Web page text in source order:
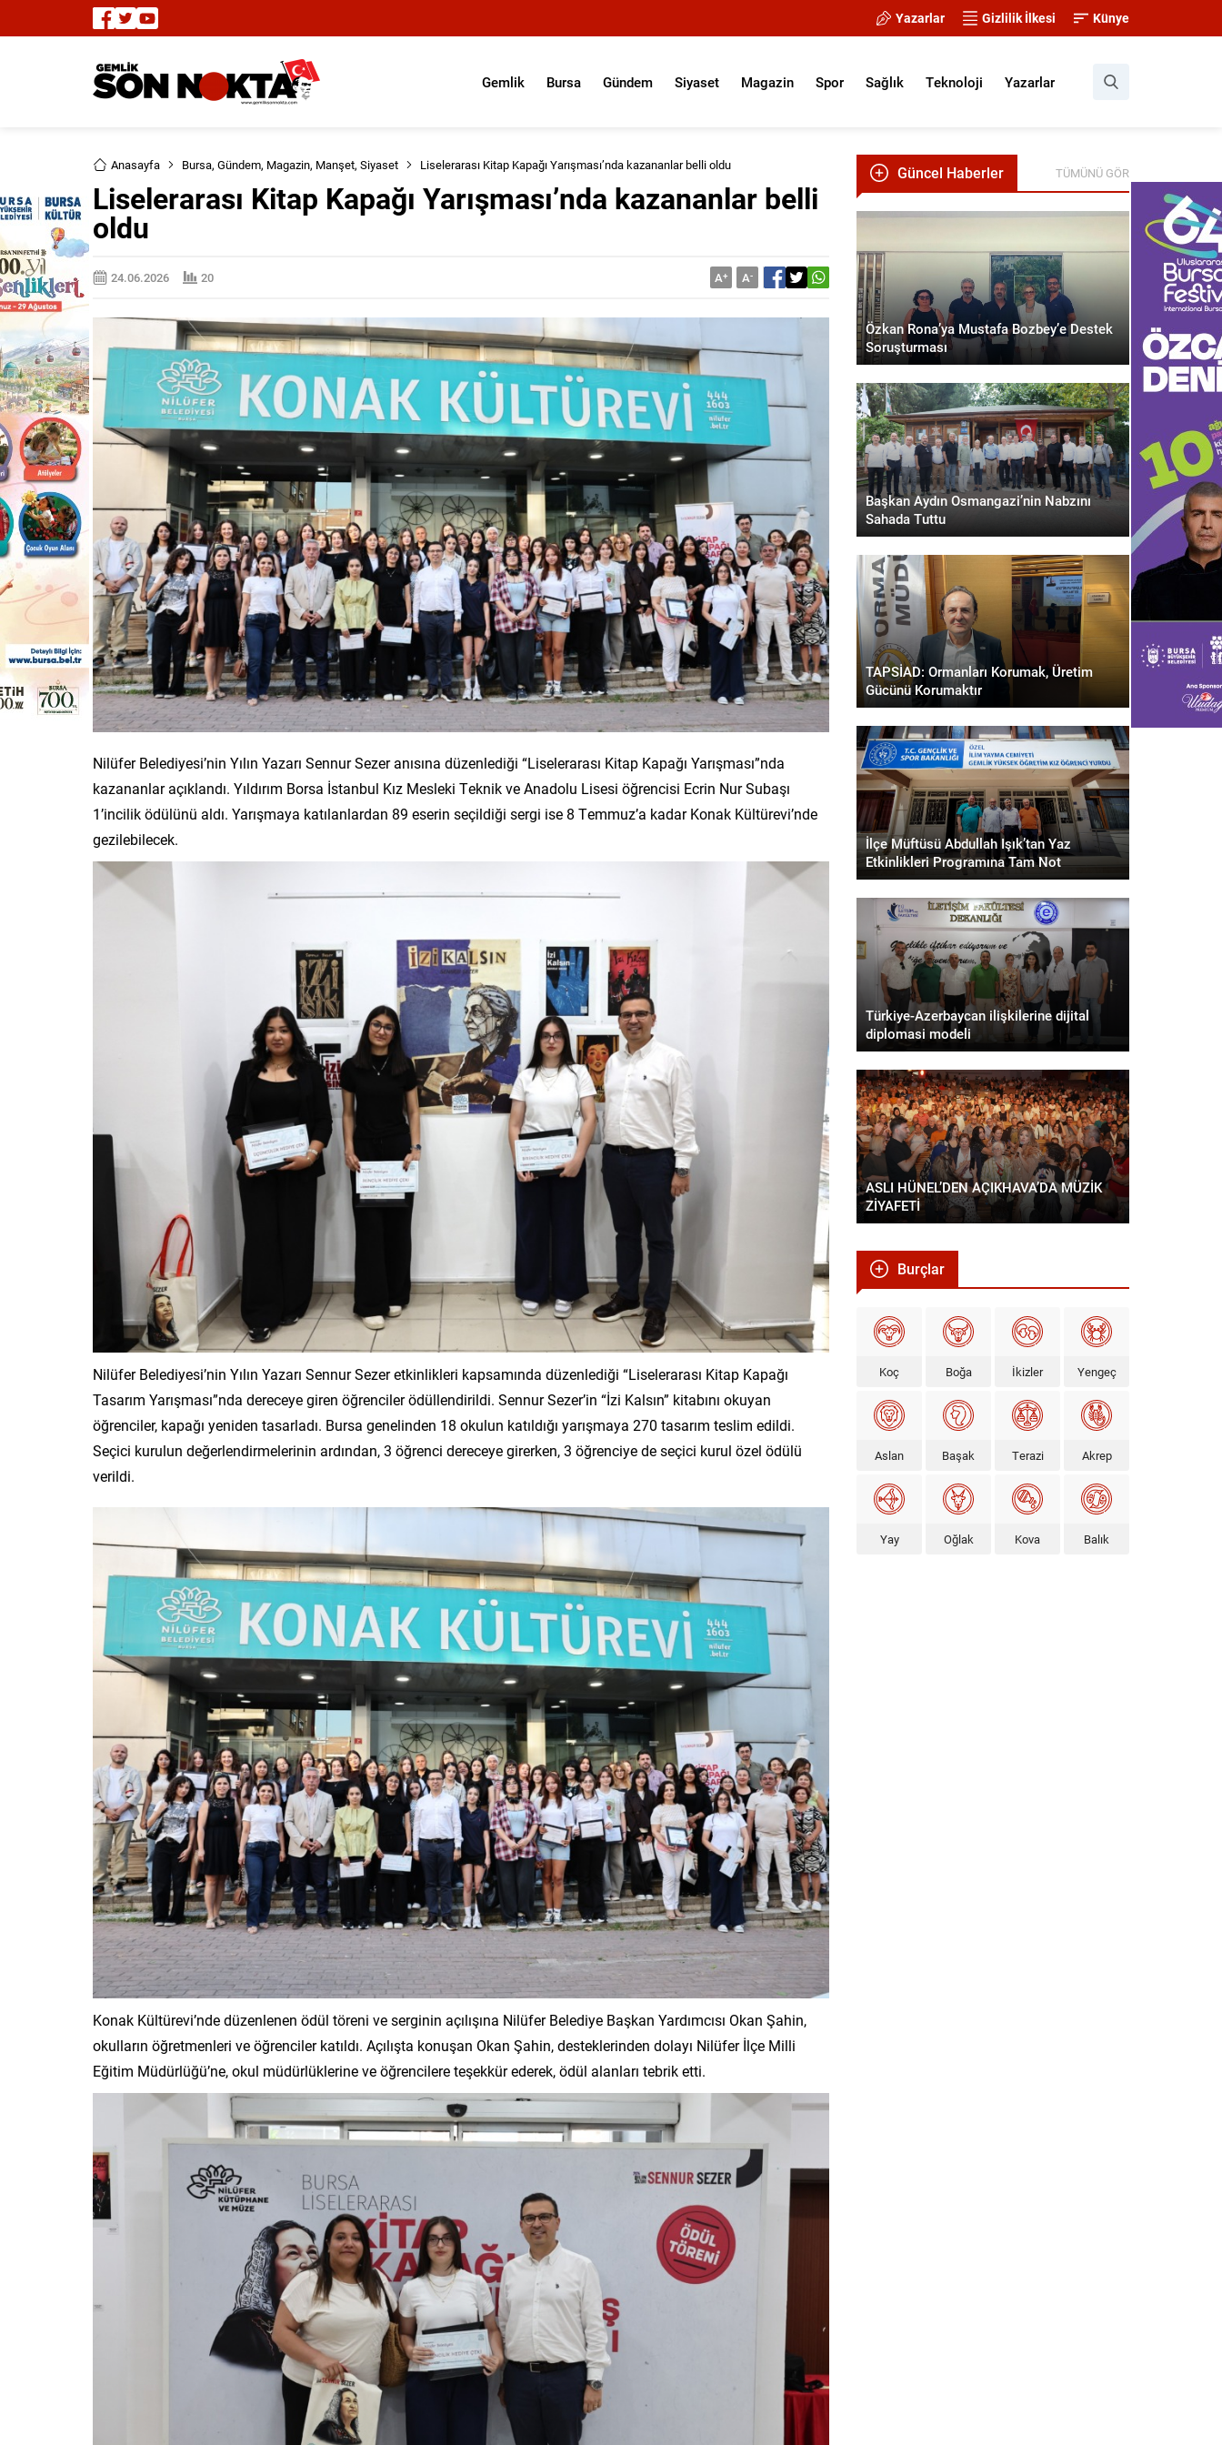
Yazarlar Gizlilik İlkesi Künye
Gemlik Bursa Gündem Siyaset Magazin Spor Sağlık Teknoloji Yazarlar
Anasayfa Bursa, Gündem, Magazin, Manşet, Siyaset Liselerarası Kitap Kapağı Yarışması’nda kazananlar belli oldu
Liselerarası Kitap Kapağı Yarışması’nda kazananlar belli
oldu
24.06.2026 20 A+ A-
Nilüfer Belediyesi’nin Yılın Yazarı Sennur Sezer anısına düzenlediği “Liselerarası Kitap Kapağı Yarışması”nda
kazananlar açıklandı. Yıldırım Borsa İstanbul Kız Mesleki Teknik ve Anadolu Lisesi öğrencisi Ecrin Nur Subaşı
1’incilik ödülünü aldı. Yarışmaya katılanlardan 89 eserin seçildiği sergi ise 8 Temmuz’a kadar Konak Kültürevi’nde
gezilebilecek.
Nilüfer Belediyesi’nin Yılın Yazarı Sennur Sezer etkinlikleri kapsamında düzenlediği “Liselerarası Kitap Kapağı
Tasarım Yarışması”nda dereceye giren öğrenciler ödüllendirildi. Sennur Sezer’in “İzi Kalsın” kitabını okuyan
öğrenciler, kapağı yeniden tasarladı. Bursa genelinden 18 okulun katıldığı yarışmaya 270 tasarım teslim edildi.
Seçici kurulun değerlendirmelerinin ardından, 3 öğrenci dereceye girerken, 3 öğrenciye de seçici kurul özel ödülü
verildi.
Konak Kültürevi’nde düzenlenen ödül töreni ve serginin açılışına Nilüfer Belediye Başkan Yardımcısı Okan Şahin,
okulların öğretmenleri ve öğrenciler katıldı. Açılışta konuşan Okan Şahin, desteklerinden dolayı Nilüfer İlçe Milli
Eğitim Müdürlüğü’ne, okul müdürlüklerine ve öğrencilere teşekkür ederek, ödül alanları tebrik etti.
Güncel Haberler TÜMÜNÜ GÖR
Özkan Rona’ya Mustafa Bozbey’e Destek
Soruşturması
Başkan Aydın Osmangazi’nin Nabzını
Sahada Tuttu
TAPSİAD: Ormanları Korumak, Üretim
Gücünü Korumaktır
İlçe Müftüsü Abdullah Işık’tan Yaz
Etkinlikleri Programına Tam Not
Türkiye-Azerbaycan ilişkilerine dijital
diplomasi modeli
ASLI HÜNEL’DEN AÇIKHAVA’DA MÜZİK
ZİYAFETİ
Burçlar
Koç Boğa İkizler Yengeç
Aslan Başak Terazi Akrep
Yay Oğlak Kova Balık